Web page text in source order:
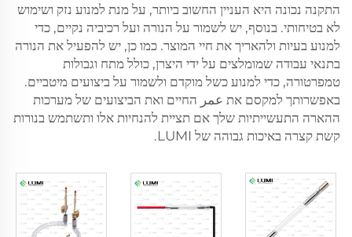
התקנה נכונה היא העניין החשוב ביותר, על מנת למנוע נזק ושימוש
לא בטיחותי. בנוסף, יש לשמור על הנורה ועל רכיביה נקיים, כדי
למנוע בעיות ולהאריך את חיי המוצר. כמו כן, יש להפעיל את הנורה
בתנאי עבודה שמומלצים על ידי היצרן, כולל מתח וגבולות
טמפרטורה, כדי למנוע כשל מוקדם ולשמור על ביצועים מיטביים.
באפשרותך למקסם את عمر החיים ואת הביצועים של מערכות
ההארה התעשייתיות שלך אם תציית להנחיות אלו ותשתמש בנורות
קשת קצרה באיכות גבוהה של LUMI.